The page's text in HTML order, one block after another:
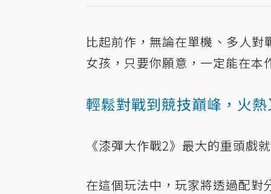
比起前作，無論在單機、多人
女孩，只要你願意，一定能在本
輕鬆對戰到競技巔峰，火
《漆彈大作戰2》最大的重頭戲
在這個玩法中，玩家將透過配對